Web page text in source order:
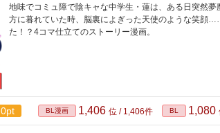
地味でコミュ障で陰キャな中学生・蓮は、ある日突然
方に暮れていた時、脳裏によぎった天使のような笑顔
た！？4コマ仕立てのストーリー漫画。
0pt BL漫画 1,406 位 / 1,406件 BL 1,080